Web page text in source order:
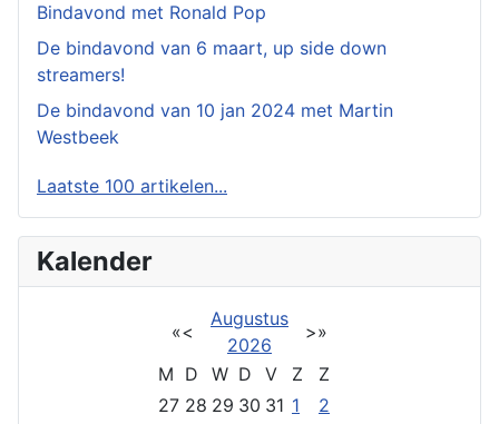
Bindavond met Ronald Pop
De bindavond van 6 maart, up side down
streamers!
De bindavond van 10 jan 2024 met Martin
Westbeek
Laatste 100 artikelen...
Kalender
«<
Augustus
2026
>»
M D W D V Z
Z
27 28 29 30 31 1
2